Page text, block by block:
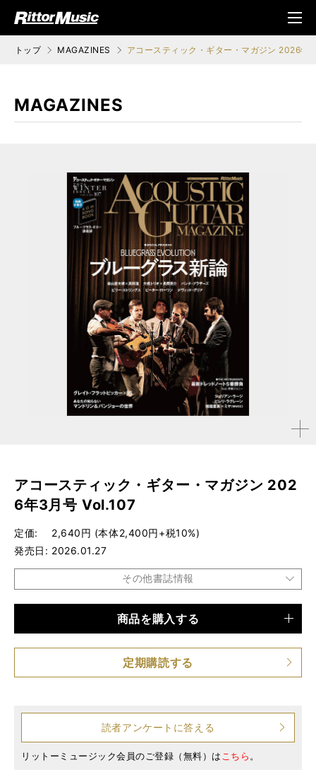
ジック (Rittor Musi
メニ
ュ
トップ MAGAZINES アコースティック・ギター・マガジン 2026年
MAGAZINES
拡大す
アコースティック・ギター・マガジン 202
6年3月号 Vol.107
定価
2,640円 (本体2,400円+税10%)
発売日
2026.01.27
その他書誌情報
仕様 A4変形判 / 176ページ / 特別歌本小冊子（20ページ）
商品を購入する
定期購読する
読者アンケートに答える
リットーミュージック会員のご登録（無料）は こちら 。